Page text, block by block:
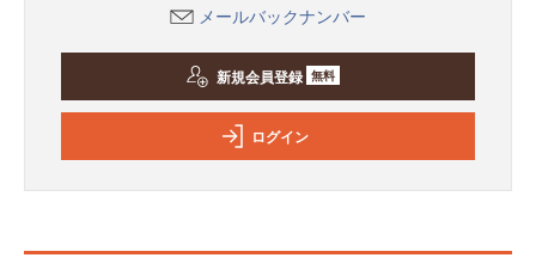
メールバックナンバー
新規会員登録 無料
ログイン